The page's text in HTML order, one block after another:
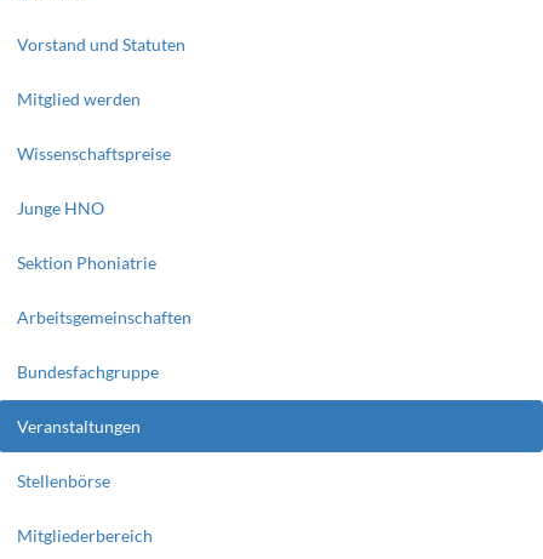
Vorstand und Statuten
Mitglied werden
Wissenschaftspreise
Junge HNO
Sektion Phoniatrie
Arbeitsgemeinschaften
Bundesfachgruppe
Veranstaltungen
Stellenbörse
Mitgliederbereich